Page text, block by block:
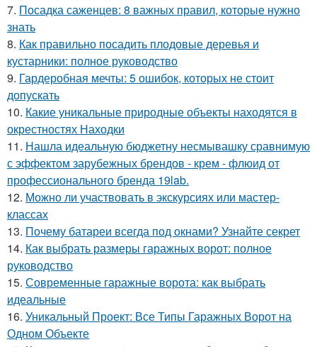
7. Посадка саженцев: 8 важных правил, которые нужно
знать
8. Как правильно посадить плодовые деревья и
кустарники: полное руководство
9. Гардеробная мечты: 5 ошибок, которых не стоит
допускать
10. Какие уникальные природные объекты находятся в
окрестностях Находки
11. Нашла идеальную бюджетну несмывашку сравнимую
с эффектом зарубежных брендов - крем - флюид от
профессионального бренда 19lab.
12. Можно ли участвовать в экскурсиях или мастер-
классах
13. Почему батареи всегда под окнами? Узнайте секрет
14. Как выбрать размеры гаражных ворот: полное
руководство
15. Современные гаражные ворота: как выбрать
идеальные
16. Уникальный Проект: Все Типы Гаражных Ворот на
Одном Объекте